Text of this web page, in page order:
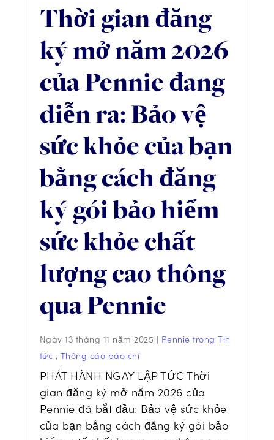
Thời gian đăng
ký mở năm 2026
của Pennie đang
diễn ra: Bảo vệ
sức khỏe của bạn
bằng cách đăng
ký gói bảo hiểm
sức khỏe chất
lượng cao thông
qua Pennie
Ngày 13 tháng 11 năm 2025 | Pennie trong Tin
tức , Thông cáo báo chí
PHÁT HÀNH NGAY LẬP TỨC Thời
gian đăng ký mở năm 2026 của
Pennie đã bắt đầu: Bảo vệ sức khỏe
của bạn bằng cách đăng ký gói bảo